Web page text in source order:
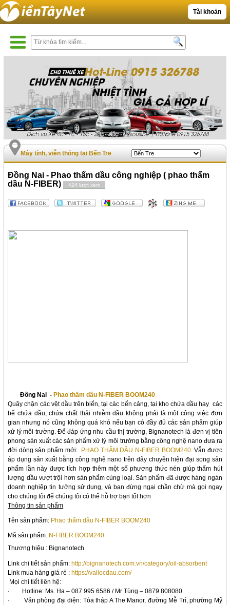
Tài khoản
Máy tính, viễn thông tại Bến Tre
Đồng Nai - Phao thấm dầu công nghiệp ( phao thấm
dầu N-FIBER)
424 lượt xem
Đồng Nai - Phao thấm dầu N-FIBER BOOM240
Quây chặn các vệt dầu trên biển, tại các bến cảng, tại kho chứa dầu hay các
bể chứa dầu, chứa chất thải nhiễm dầu không phải là một công việc đơn
gian nhưng nó cũng không quá khó nếu bạn có đầy đủ các sản phẩm giúp
xử lý môi trường. Để đáp ứng nhu cầu thị trường, Bignanotech là đơn vị tiên
phong sản xuất các sản phẩm xử lý môi trường bằng công nghệ nano đưa ra
đời dòng sản phẩm mới:
PHAO THẤM DẦU N-FIBER BOOM240. Vẫn được
áp dụng sản xuất bằng công nghệ nano trên dây chuyền hiện đại song sản
phẩm lần này được tích hợp thêm một số phương thức nén giúp thấm hút
lượng dầu vượt trội hơn sản phẩm cùng loại. Sản phẩm đã được hàng ngàn
doanh nghiệp tin tưởng sử dụng, và bạn đừng ngại chần chừ mà gọi ngay
cho chúng tôi để chúng tôi có thể hỗ trợ bạn tốt hơn
Thông tin sản phẩm
Tên sản phẩm: Phao thấm dầu N-FIBER BOOM240
Mã sản phẩm: N-FIBER BOOM240
Thương hiệu : Bignanotech
Link chi tiết sản phẩm:http://bignanotech.com.vn/category/oil-absorbent
Link mua hàng giá rẻ :https://vailocdau.com/
Mọi chi tiết liên hệ:
·
Hotline: Ms. Ha –087 995 6586 / Mr Tùng – 0879 808080
·
Văn phòng đại diện: Tòa tháp A The Manor, đường Mễ Trì, phường Mỹ